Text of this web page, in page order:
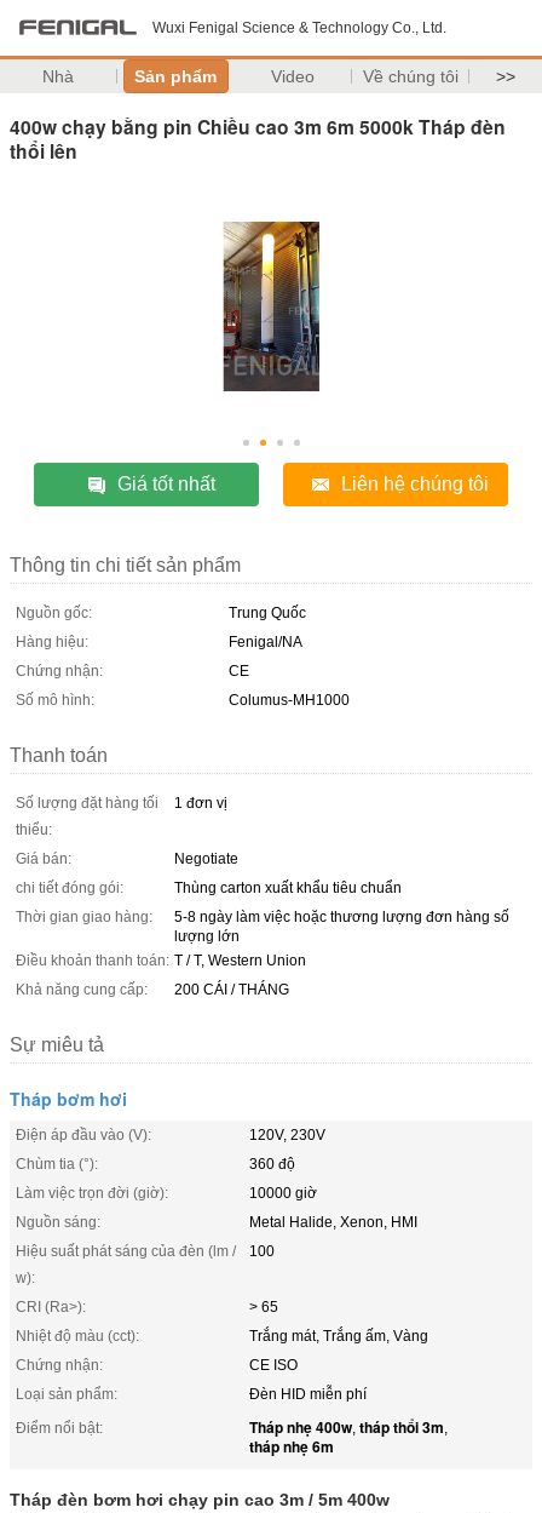
Wuxi Fenigal Science & Technology Co., Ltd.
Nhà Sản phẩm Video Về chúng tôi >>
400w chạy bằng pin Chiều cao 3m 6m 5000k Tháp đèn
thổi lên
Giá tốt nhất Liên hệ chúng tôi
Thông tin chi tiết sản phẩm
Nguồn gốc:
Trung Quốc
Hàng hiệu:
Fenigal/NA
Chứng nhận:
CE
Số mô hình:
Columus-MH1000
Thanh toán
Số lượng đặt hàng tối
thiểu:
1 đơn vị
Giá bán:
Negotiate
chi tiết đóng gói:
Thùng carton xuất khẩu tiêu chuẩn
Thời gian giao hàng:
5-8 ngày làm việc hoặc thương lượng đơn hàng số
lượng lớn
Điều khoản thanh toán: T / T, Western Union
Khả năng cung cấp:
200 CÁI / THÁNG
Sự miêu tả
Tháp bơm hơi
Điện áp đầu vào (V):
120V, 230V
Chùm tia (°):
360 độ
Làm việc trọn đời (giờ):
10000 giờ
Nguồn sáng:
Metal Halide, Xenon, HMI
Hiệu suất phát sáng của đèn (lm /
w):
100
CRI (Ra>):
> 65
Nhiệt độ màu (cct):
Trắng mát, Trắng ấm, Vàng
Chứng nhận:
CE ISO
Loại sản phẩm:
Đèn HID miễn phí
Điểm nổi bật:
Tháp nhẹ 400w, tháp thổi 3m,
tháp nhẹ 6m
Tháp đèn bơm hơi chạy pin cao 3m / 5m 400w